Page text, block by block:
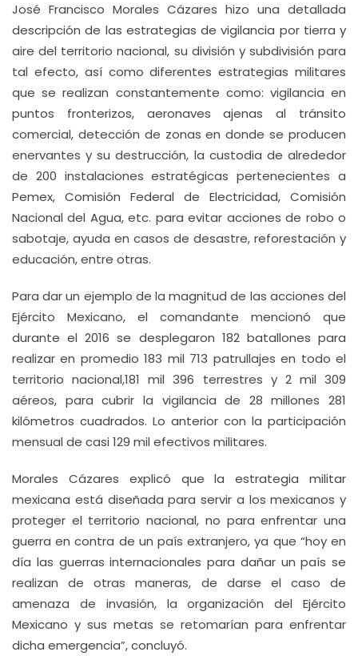
José Francisco Morales Cázares hizo una detallada
descripción de las estrategias de vigilancia por tierra y
aire del territorio nacional, su división y subdivisión para
tal efecto, así como diferentes estrategias militares
que se realizan constantemente como: vigilancia en
puntos fronterizos, aeronaves ajenas al tránsito
comercial, detección de zonas en donde se producen
enervantes y su destrucción, la custodia de alrededor
de 200 instalaciones estratégicas pertenecientes a
Pemex, Comisión Federal de Electricidad, Comisión
Nacional del Agua, etc. para evitar acciones de robo o
sabotaje, ayuda en casos de desastre, reforestación y
educación, entre otras.
Para dar un ejemplo de la magnitud de las acciones del
Ejército Mexicano, el comandante mencionó que
durante el 2016 se desplegaron 182 batallones para
realizar en promedio 183 mil 713 patrullajes en todo el
territorio nacional,181 mil 396 terrestres y 2 mil 309
aéreos, para cubrir la vigilancia de 28 millones 281
kilómetros cuadrados. Lo anterior con la participación
mensual de casi 129 mil efectivos militares.
Morales Cázares explicó que la estrategia militar
mexicana está diseñada para servir a los mexicanos y
proteger el territorio nacional, no para enfrentar una
guerra en contra de un país extranjero, ya que “hoy en
día las guerras internacionales para dañar un país se
realizan de otras maneras, de darse el caso de
amenaza de invasión, la organización del Ejército
Mexicano y sus metas se retomarían para enfrentar
dicha emergencia”, concluyó.